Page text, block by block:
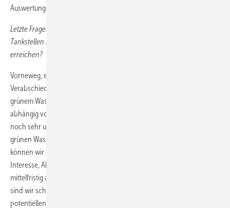
Auswertungen und den direkten Vergleich.
Letzte Frage: Wie groß ist der Anteil von grünem Wasserstoff an Ihren
Tankstellen heute und wie wollen Sie bis 2028 hundert Prozent
erreichen?
Vorneweg, es ist gut und wichtig, dass es endlich mit der
Verabschiedung des Delegated Acts Klarheit darüber gibt, was mit
grünem Wasserstoff gemeint ist. Der Anteil an grünem Wasserstoff ist
abhängig von den Quellen in der Nähe unserer Wasserstofftankstellen
noch sehr unterschiedlich. Bis 2028 ist nicht mehr viel Zeit. Viele der
grünen Wasserstoffquellen sind erst im Aufbau. Mit der Nachfrage
können wir diesen unterstützen. Es gibt also ein gegenseitiges
Interesse, Abnahmeverträge abzuschließen. Da wir unser Netz
mittelfristig ausschließlich mit grünem Wasserstoff betreiben wollen,
sind wir schon länger an diesem Thema dran. Wir sprechen mit
potentiellen, aber auch unseren bestehenden Lieferanten und